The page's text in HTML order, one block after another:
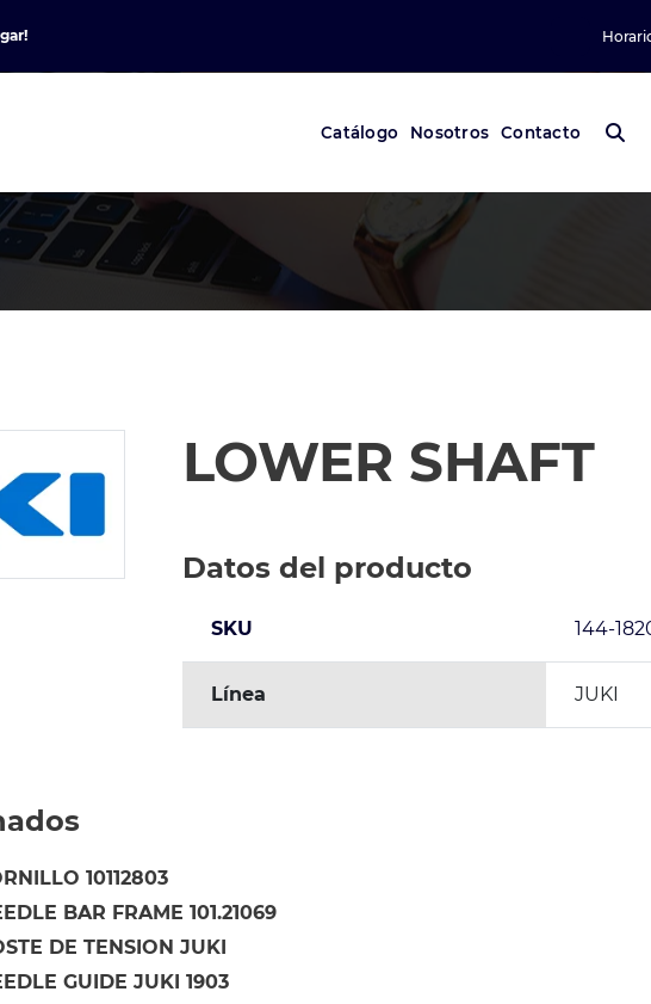
Catálogo Nosotros Contacto
LOWER SHAFT
Datos del producto
SKU 144-
Línea JUKI
10112803
BAR FRAME 101.21069
DE TENSION JUKI
GUIDE JUKI 1903